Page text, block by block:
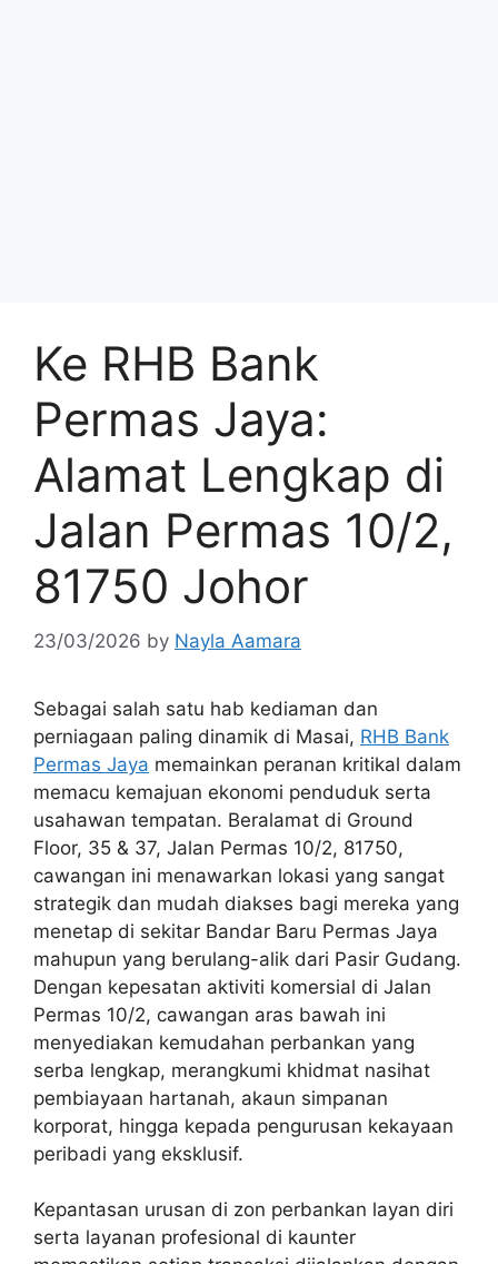
Ke RHB Bank
Permas Jaya:
Alamat Lengkap di
Jalan Permas 10/2,
81750 Johor
23/03/2026 by Nayla Aamara
Sebagai salah satu hab kediaman dan
perniagaan paling dinamik di Masai, RHB Bank
Permas Jaya memainkan peranan kritikal dalam
memacu kemajuan ekonomi penduduk serta
usahawan tempatan. Beralamat di Ground
Floor, 35 & 37, Jalan Permas 10/2, 81750,
cawangan ini menawarkan lokasi yang sangat
strategik dan mudah diakses bagi mereka yang
menetap di sekitar Bandar Baru Permas Jaya
mahupun yang berulang-alik dari Pasir Gudang.
Dengan kepesatan aktiviti komersial di Jalan
Permas 10/2, cawangan aras bawah ini
menyediakan kemudahan perbankan yang
serba lengkap, merangkumi khidmat nasihat
pembiayaan hartanah, akaun simpanan
korporat, hingga kepada pengurusan kekayaan
peribadi yang eksklusif.
Kepantasan urusan di zon perbankan layan diri
serta layanan profesional di kaunter